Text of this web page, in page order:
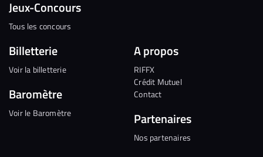
Jeux-Concours
Tous les concours
Billetterie
Voir la billetterie
Baromètre
Voir le Baromètre
A propos
RIFFX
Crédit Mutuel
Contact
Partenaires
Nos partenaires